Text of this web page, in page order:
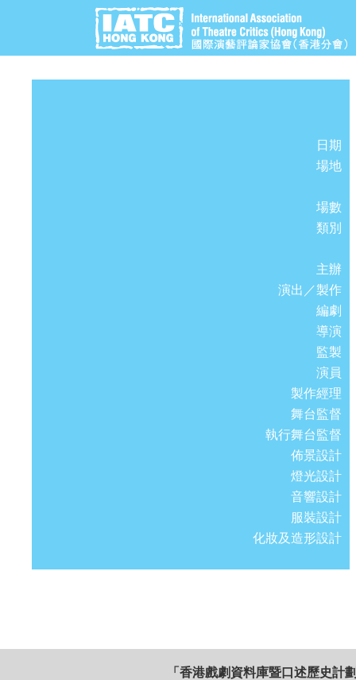
日期
場地
場數
類別
主辦
演出／製作
編劇
導演
監製
演員
製作經理
舞台監督
執行舞台監督
佈景設計
燈光設計
音響設計
服裝設計
化妝及造形設計
「香港戲劇資料庫暨口述歷史計